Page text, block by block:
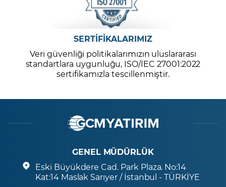
SERTİFİKALARIMIZ
Veri güvenliği politikalarımızın uluslararası
standartlara uygunluğu, ISO/IEC 27001:2022
sertifikamızla tescillenmiştir.
GENEL MÜDÜRLÜK
Eski Büyükdere Cad. Park Plaza. No:14
Kat:14 Maslak Sarıyer / İstanbul - TÜRKİYE